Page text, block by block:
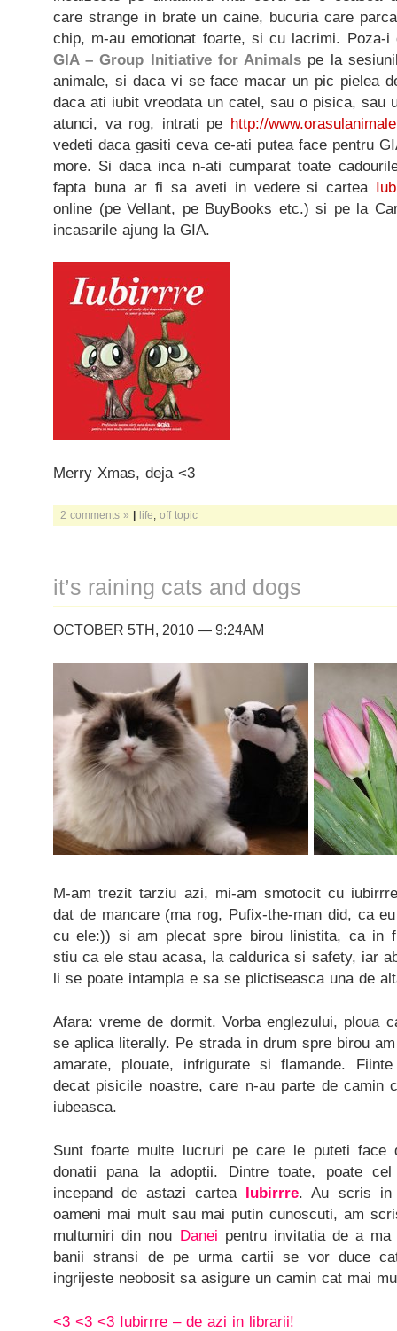
care strange in brate un caine, bucuria care
chip, m-au emotionat foarte, si cu lacrimi. Poza-
GIA – Group Initiative for Animals pe la
animale, si daca vi se face macar un pic pielea
daca ati iubit vreodata un catel, sau o pisica, sau
atunci, va rog, intrati pe http://
vedeti daca gasiti ceva ce-ati putea face pentru
more. Si daca inca n-ati cumparat toate
fapta buna ar fi sa aveti in vedere si cartea
online (pe Vellant, pe BuyBooks etc.) si pe la
incasarile ajung la GIA.
Merry Xmas, deja <3
2 comments » | life off topic
it’s raining cats and dogs
OCTOBER 5TH, 2010 — 9:24AM
M-am trezit tarziu azi, mi-am smotocit cu
dat de mancare (ma rog, Pufix-the-man did, ca
cu ele:)) si am plecat spre birou linistita, ca in
stiu ca ele stau acasa, la caldurica si safety, iar
li se poate intampla e sa se plictiseasca una de
Afara: vreme de dormit. Vorba englezului, ploua
se aplica literally. Pe strada in drum spre birou
amarate, plouate, infrigurate si flamande.
decat pisicile noastre, care n-au parte de camin
iubeasca.
Sunt foarte multe lucruri pe care le puteti face
donatii pana la adoptii. Dintre toate, poate
incepand de astazi cartea Iubirrre. Au scris in
oameni mai mult sau mai putin cunoscuti, am
multumiri din nou Danei pentru invitatia de a
banii stransi de pe urma cartii se vor duce
ingrijeste neobosit sa asigure un camin cat mai
<3 <3 <3 Iubirrre – de azi in librarii!